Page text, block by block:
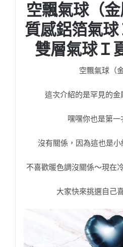
空飄氣球（
質感鋁箔氣
雙層氣球Ｉ
空飄氣球（
這次介紹的是罕見的金
嘿嘿你也是第一
沒有關係，因為這也是
不喜歡暖色調沒關係～現在
大家快來挑選自己